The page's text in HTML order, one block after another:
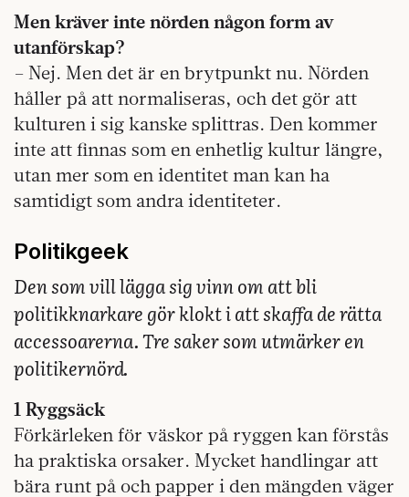
Men kräver inte nörden någon form av
utanförskap?
– Nej. Men det är en brytpunkt nu. Nörden
håller på att normaliseras, och det gör att
kulturen i sig kanske splittras. Den kommer
inte att finnas som en enhetlig kultur längre,
utan mer som en identitet man kan ha
samtidigt som andra identiteter.
Politikgeek
Den som vill lägga sig vinn om att bli
politikknarkare gör klokt i att skaffa de rätta
accessoarerna. Tre saker som utmärker en
politikernörd.
1 Ryggsäck
Förkärleken för väskor på ryggen kan förstås
ha praktiska orsaker. Mycket handlingar att
bära runt på och papper i den mängden väger